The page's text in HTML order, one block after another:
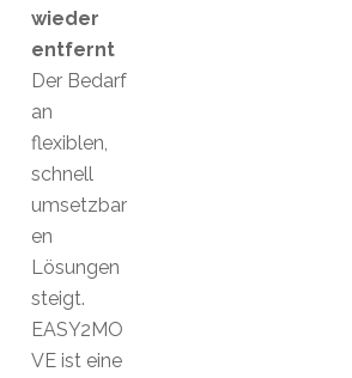
wieder
entfernt
Der Bedarf
an
flexiblen,
schnell
umsetzbar
en
Lösungen
steigt.
EASY2MO
VE ist eine